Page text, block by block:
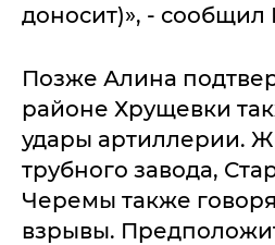
доносит)», - сообщил
Позже Алина
районе Хрущевки
удары артиллерии.
трубного завода,
Черемы также
взрывы.